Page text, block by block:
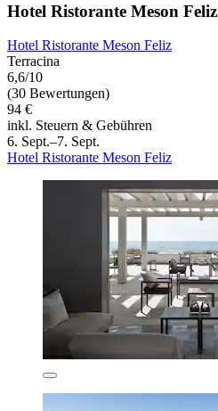
Hotel Ristorante Meson Feliz
Hotel Ristorante Meson Feliz
Terracina
6,6/10
(30 Bewertungen)
94 €
inkl. Steuern & Gebühren
6. Sept.–7. Sept.
Hotel Ristorante Meson Feliz